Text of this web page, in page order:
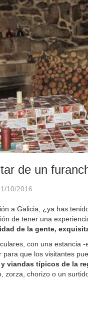
de un
10/2016
a Galicia, ¿ya has
de tener una
de la gente,
con una estancia
que los visitantes
viandas típicos de la
zorza, chorizo o un